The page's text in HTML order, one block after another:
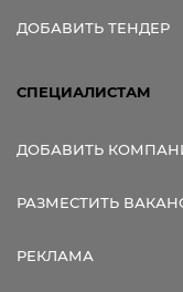
ДОБАВИТЬ ТЕНДЕР
СПЕЦИАЛИСТАМ
ДОБАВИТЬ
РАЗМЕСТИТЬ
РЕКЛАМА